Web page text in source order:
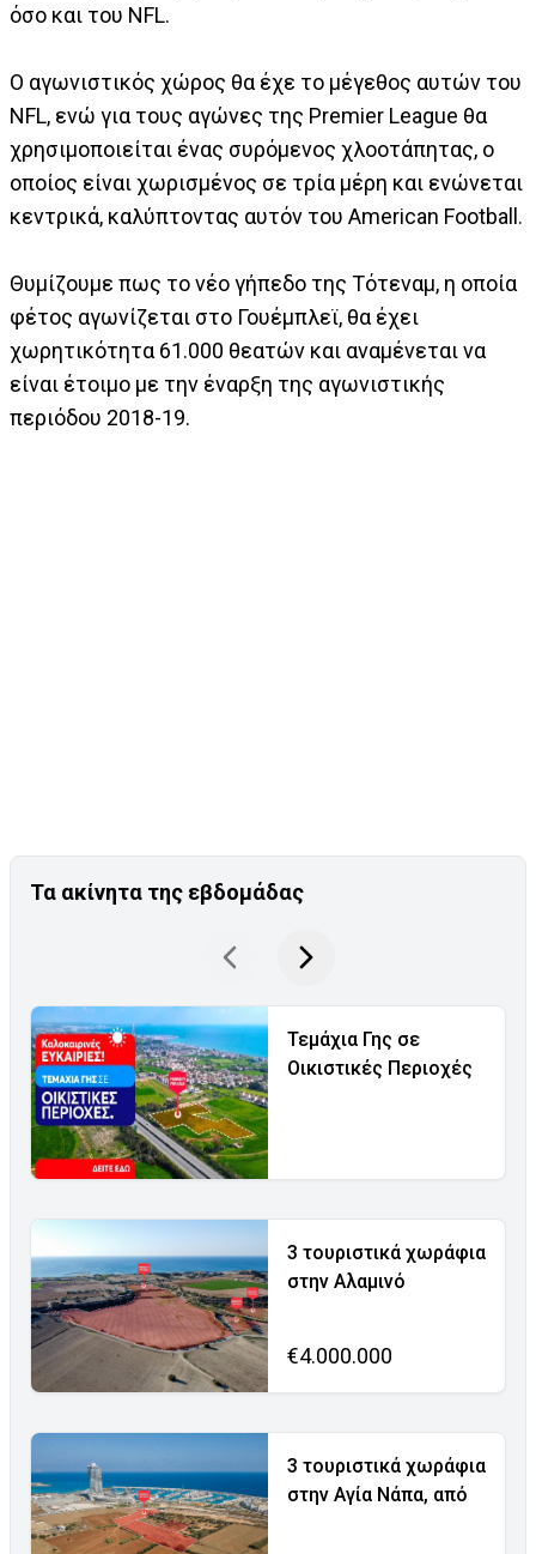
όσο και του NFL.
Ο αγωνιστικός χώρος θα έχε το μέγεθος αυτών του
NFL, ενώ για τους αγώνες της Premier League θα
χρησιμοποιείται ένας συρόμενος χλοοτάπητας, ο
οποίος είναι χωρισμένος σε τρία μέρη και ενώνεται
κεντρικά, καλύπτοντας αυτόν του American Football.
Θυμίζουμε πως το νέο γήπεδο της Τότεναμ, η οποία
φέτος αγωνίζεται στο Γουέμπλεϊ, θα έχει
χωρητικότητα 61.000 θεατών και αναμένεται να
είναι έτοιμο με την έναρξη της αγωνιστικής
περιόδου 2018-19.
Τα ακίνητα της εβδομάδας
Τεμάχια Γης σε
Οικιστικές Περιοχές
3 τουριστικά χωράφια
στην Αλαμινό
€4.000.000
3 τουριστικά χωράφια
στην Αγία Νάπα, από